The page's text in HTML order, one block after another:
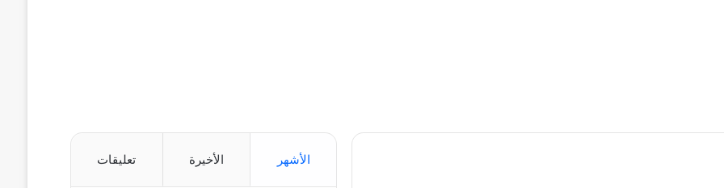
الأشهر الأخيرة تعليقات